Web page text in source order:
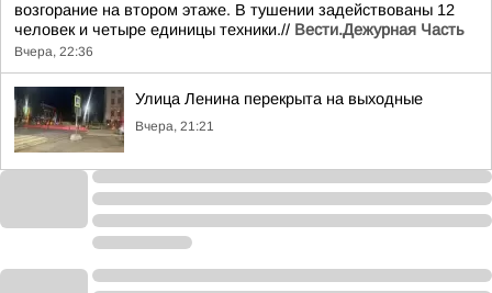
возгорание на втором этаже. В тушении задействованы 12
человек и четыре единицы техники.// Вести.Дежурная Часть
Вчера, 22:36
Улица Ленина перекрыта на выходные
Вчера, 21:21